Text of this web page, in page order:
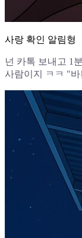
사랑 확인 알림형
넌 카톡 보내고 1
사람이지 ㅋㅋ "바